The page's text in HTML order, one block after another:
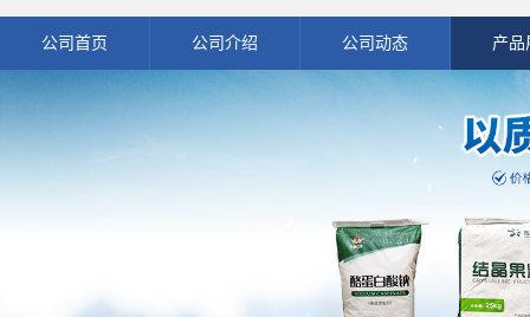
公司首页 公司介绍 公司动态 产品